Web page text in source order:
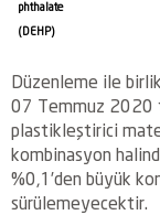
phthalate
(DEHP)
Düzenleme ile
07 Temmuz 2020
plastikleştirici
kombinasyon
%0,1’den büyük
sürülemeyecektir.